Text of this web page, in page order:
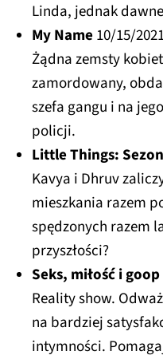
Linda, jednak
My Name10/15/
Żądna zemsty
zamordowany,
szefa gangu i na
policji.
Little Things:
Kavya i Dhruv
mieszkania razem
spędzonych razem
przyszłości?
Seks, miłość i goop
Reality show.
na bardziej
intymności.